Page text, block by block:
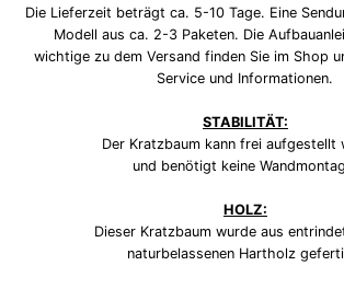
Die Lieferzeit beträgt ca. 5-10 Tage. Eine
Modell aus ca. 2-3 Paketen. Die
wichtige zu dem Versand finden Sie im Shop
Service und Informationen.
STABILITÄT:
Der Kratzbaum kann frei aufgestellt
und benötigt keine
HOLZ:
Dieser Kratzbaum wurde aus
naturbelassenen Hartholz